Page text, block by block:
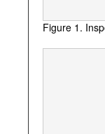
Figure 1.